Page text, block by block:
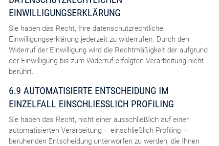
EINWILLIGUNGSERKLÄRUNG
Sie haben das Recht, Ihre datenschutzrechtliche
Einwilligungserklärung jederzeit zu widerrufen. Durch den
Widerruf der Einwilligung wird die Rechtmäßigkeit der aufgrund
der Einwilligung bis zum Widerruf erfolgten Verarbeitung nicht
berührt.
6.9 AUTOMATISIERTE ENTSCHEIDUNG IM
EINZELFALL EINSCHLIESSLICH PROFILING
Sie haben das Recht, nicht einer ausschließlich auf einer
automatisierten Verarbeitung – einschließlich Profiling –
beruhenden Entscheidung unterworfen zu werden, die Ihnen